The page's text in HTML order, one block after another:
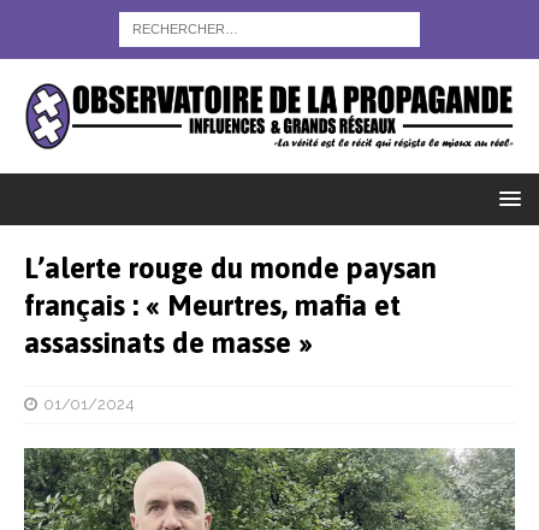
L’alerte rouge du monde paysan
français : « Meurtres, mafia et
assassinats de masse »
01/01/2024